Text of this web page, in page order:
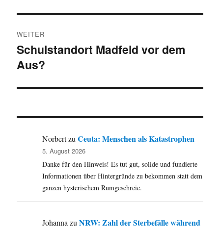
WEITER
Nächster
Beitrag:
Schulstandort Madfeld vor dem
Aus?
NorbertzuCeuta: Menschen als Katastrophen
5. August 2026
Danke für den Hinweis! Es tut gut, solide und fundierte
Informationen über Hintergründe zu bekommen statt dem
ganzen hysterischem Rumgeschreie.
JohannazuNRW: Zahl der Sterbefälle während